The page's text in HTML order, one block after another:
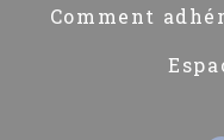
Comment